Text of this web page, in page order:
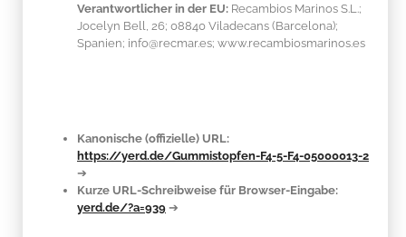
Verantwortlicher in der EU: Recambios Marinos S.L.;
Jocelyn Bell, 26; 08840 Viladecans (Barcelona);
Spanien; info@recmar.es; www.recambiosmarinos.es
Kanonische (offizielle) URL:
https://yerd.de/Gummistopfen-F4-5-F4-05000013-2
➔
Kurze URL-Schreibweise für Browser-Eingabe:
yerd.de/?a=939 ➔